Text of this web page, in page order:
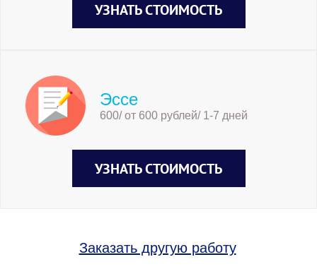
УЗНАТЬ СТОИМОСТЬ
Эссе
600/ от 600 рублей/ 1-7 дней
УЗНАТЬ СТОИМОСТЬ
Заказать другую работу